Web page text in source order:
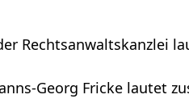
Rechtsanwaltskanzlei
Georg Fricke lautet